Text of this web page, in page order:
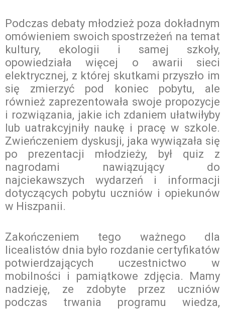
Podczas debaty młodzież poza dokładnym
omówieniem swoich spostrzeżeń na temat
kultury, ekologii i samej szkoły,
opowiedziała więcej o awarii sieci
elektrycznej, z której skutkami przyszło im
się zmierzyć pod koniec pobytu, ale
również zaprezentowała swoje propozycje
i rozwiązania, jakie ich zdaniem ułatwiłyby
lub uatrakcyjniły naukę i pracę w szkole.
Zwieńczeniem dyskusji, jaka wywiązała się
po prezentacji młodzieży, był quiz z
nagrodami nawiązujący do
najciekawszych wydarzeń i informacji
dotyczących pobytu uczniów i opiekunów
w Hiszpanii.
Zakończeniem tego ważnego dla
licealistów dnia było rozdanie certyfikatów
potwierdzających uczestnictwo w
mobilności i pamiątkowe zdjęcia. Mamy
nadzieję, ze zdobyte przez uczniów
podczas trwania programu wiedza,